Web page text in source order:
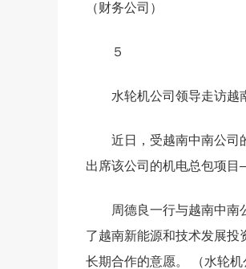
（财务公司）
５
水轮机公司领导走访越
近日，受越南中南公司
出席该公司的机电总包项目
周德良一行与越南中南
了越南新能源和技术发展投
长期合作的意愿。 （水轮机